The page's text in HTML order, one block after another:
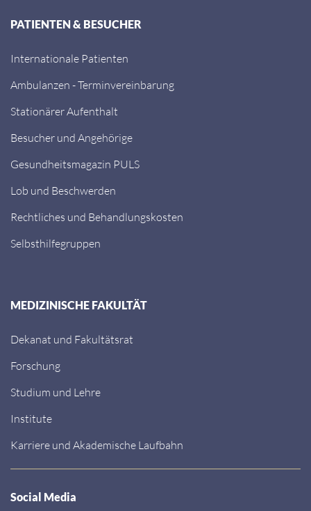
PATIENTEN & BESUCHER
Internationale Patienten
Ambulanzen - Terminvereinbarung
Stationärer Aufenthalt
Besucher und Angehörige
Gesundheitsmagazin PULS
Lob und Beschwerden
Rechtliches und Behandlungskosten
Selbsthilfegruppen
MEDIZINISCHE FAKULTÄT
Dekanat und Fakultätsrat
Forschung
Studium und Lehre
Institute
Karriere und Akademische Laufbahn
Social Media